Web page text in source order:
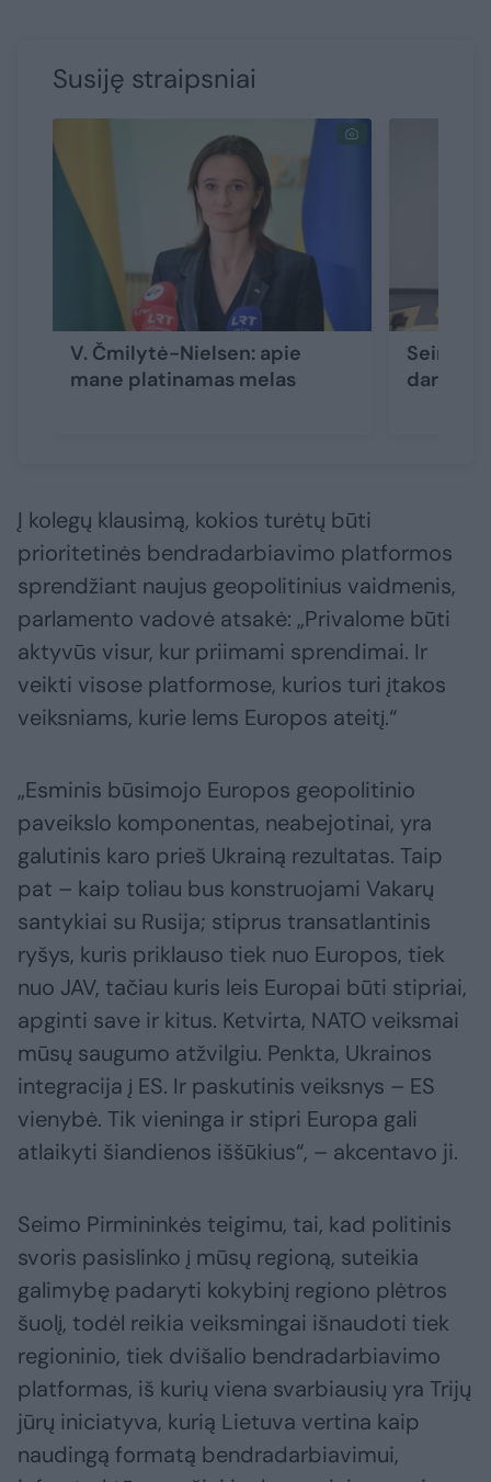
Susiję straipsniai
V. Čmilytė-Nielsen: apie
mane platinamas melas
Seimo
darbo
Į kolegų klausimą, kokios turėtų būti
prioritetinės bendradarbiavimo platformos
sprendžiant naujus geopolitinius vaidmenis,
parlamento vadovė atsakė: „Privalome būti
aktyvūs visur, kur priimami sprendimai. Ir
veikti visose platformose, kurios turi įtakos
veiksniams, kurie lems Europos ateitį.“
„Esminis būsimojo Europos geopolitinio
paveikslo komponentas, neabejotinai, yra
galutinis karo prieš Ukrainą rezultatas. Taip
pat – kaip toliau bus konstruojami Vakarų
santykiai su Rusija; stiprus transatlantinis
ryšys, kuris priklauso tiek nuo Europos, tiek
nuo JAV, tačiau kuris leis Europai būti stipriai,
apginti save ir kitus. Ketvirta, NATO veiksmai
mūsų saugumo atžvilgiu. Penkta, Ukrainos
integracija į ES. Ir paskutinis veiksnys – ES
vienybė. Tik vieninga ir stipri Europa gali
atlaikyti šiandienos iššūkius“, – akcentavo ji.
Seimo Pirmininkės teigimu, tai, kad politinis
svoris pasislinko į mūsų regioną, suteikia
galimybę padaryti kokybinį regiono plėtros
šuolį, todėl reikia veiksmingai išnaudoti tiek
regioninio, tiek dvišalio bendradarbiavimo
platformas, iš kurių viena svarbiausių yra Trijų
jūrų iniciatyva, kurią Lietuva vertina kaip
naudingą formatą bendradarbiavimui,